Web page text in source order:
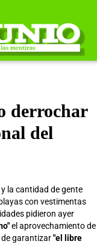
derrochar
del
la cantidad de gente
con vestimentas
pidieron ayer
el aprovechamiento de
de garantizar"el libre